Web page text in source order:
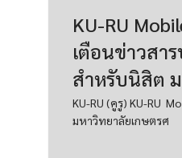
KU-RU
เตือนข่าวสา
สำหรับนิสิต
KU-RU (คูรู) KU-RU
มหาวิทยาลัยเกษตรศ